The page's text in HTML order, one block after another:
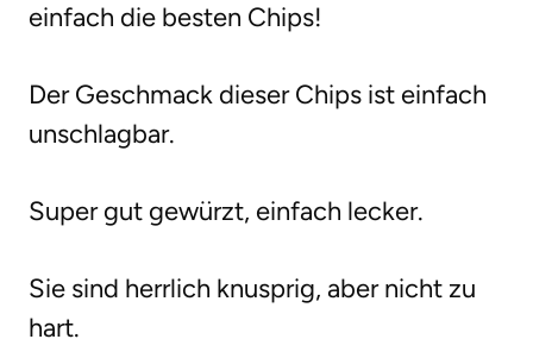
einfach die besten Chips!
Der Geschmack dieser Chips ist einfach
unschlagbar.
Super gut gewürzt, einfach lecker.
Sie sind herrlich knusprig, aber nicht zu
hart.